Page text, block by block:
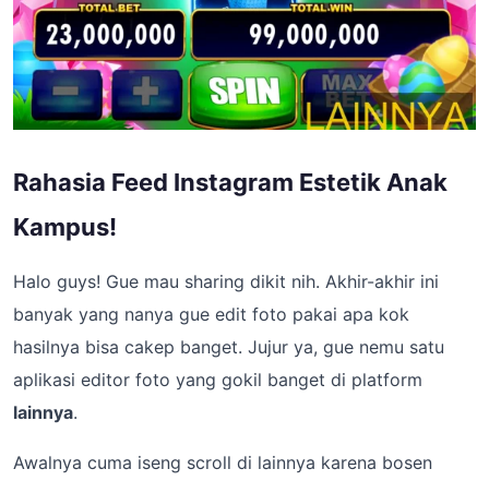
Rahasia Feed Instagram Estetik Anak
Kampus!
Halo guys! Gue mau sharing dikit nih. Akhir-akhir ini
banyak yang nanya gue edit foto pakai apa kok
hasilnya bisa cakep banget. Jujur ya, gue nemu satu
aplikasi editor foto yang gokil banget di platform
lainnya.
Awalnya cuma iseng scroll di lainnya karena bosen